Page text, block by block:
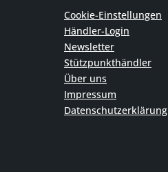
Cookie-Einstellungen
Händler-Login
Newsletter
Stützpunkthändler
Über uns
Impressum
Datenschutzerklärung